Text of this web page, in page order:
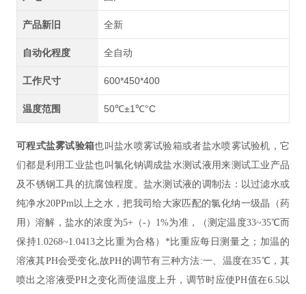
产品新旧 全新
自动化程度 全自动
工作尺寸 600*450*400
温度范围 50℃±1℃°C
可程式盐雾试验箱也叫盐水喷雾试验箱或者盐水喷雾试验机，它
们都是利用工业盐也叫氯化钠调成盐水测试液用来测试工业产品
及不锈钢工具的抗腐蚀程度。盐水测试液的调制法：以过滤水或
纯净水20PPm以上之水，把我司给大家匹配的氯化纳一级晶（药
用）溶解，盐水的浓度为5+（-）1%为准，（测定温度33~35℃而
保持1.0268~1.0413之比重为合格）*比重应每日测量之；加温的
溶液其PH会受变化,故PH的调节有三种方法:一、温度在35℃，其
喷出之溶液受PH之变化而使温度上升，调节时应使PH值在6.5以